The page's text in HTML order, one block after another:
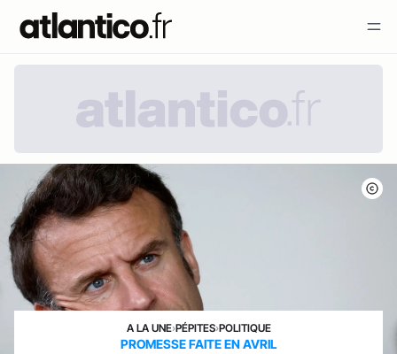
A LA UNE›PÉPITES›POLITIQUE
PROMESSE FAITE EN AVRIL